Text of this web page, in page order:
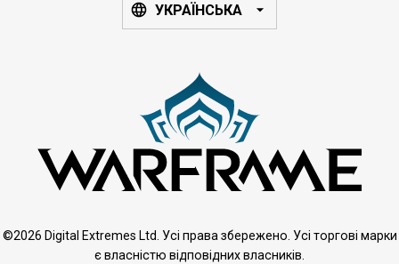
УКРАЇНСЬКА
©2026 Digital Extremes Ltd. Усі права збережено. Усі торгові марки
є власністю відповідних власників.